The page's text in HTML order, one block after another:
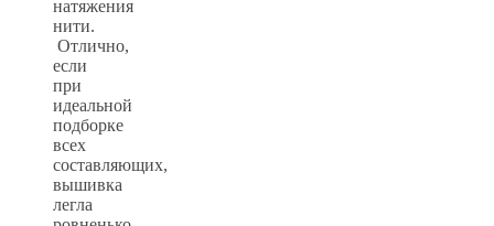
натяжения
нити.
Отлично,
если
при
идеальной
подборке
всех
составляющих,
вышивка
легла